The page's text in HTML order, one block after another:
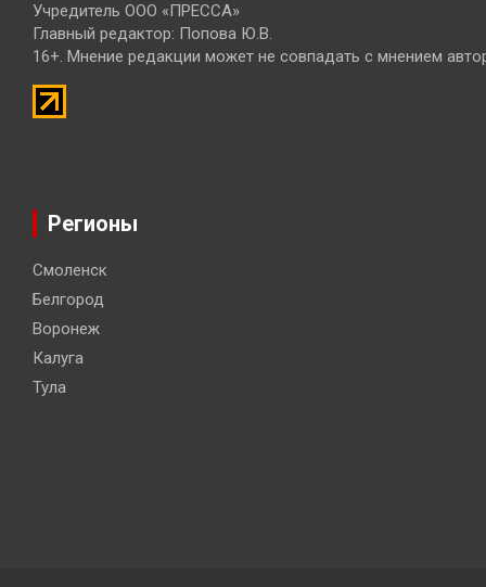
Учредитель ООО «ПРЕССА»
Главный редактор: Попова Ю.В.
16+. Мнение редакции может не совпадать с мнением
Регионы
Смоленск
Белгород
Воронеж
Калуга
Тула